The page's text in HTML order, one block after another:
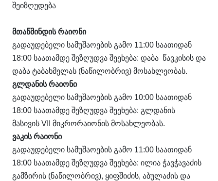
შეიზღუდება
მთაწმინდის რაიონი
გადაუდებელი სამუშაოების გამო 11:00 საათიდან
18:00 საათამდე შეზღუდვა შეეხება: დაბა წავკისის და
დაბა ტაბახმელას (ნაწილობრივ) მოსახლეობას.
გლდანის რაიონი
გადაუდებელი სამუშაოების გამო 10:00 საათიდან
18:00 საათამდე შეზღუდვა შეეხება: გლდანის
მასივის VII მიკრორაიონის მოსახლეობას.
ვაკის რაიონი
გადაუდებელი სამუშაოების გამო 11:00 საათიდან
18:00 საათამდე შეზღუდვა შეეხება: ილია ჭავჭავაძის
გამზირის (ნაწილობრივ), ყიფშიძის, აბულაძის და